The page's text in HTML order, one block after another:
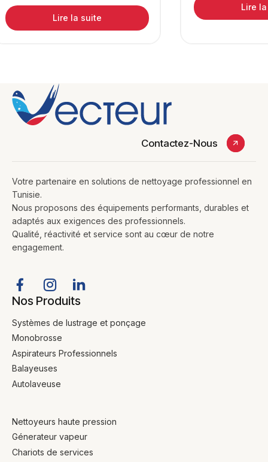
Lire la suite
Lire
Contactez-Nous
Votre partenaire en solutions de nettoyage professionnel en
Tunisie.
Nous proposons des équipements performants, durables et
adaptés aux exigences des professionnels.
Qualité, réactivité et service sont au cœur de notre
engagement.
Nos Produits
Systèmes de lustrage et ponçage
Monobrosse
Aspirateurs Professionnels
Balayeuses
Autolaveuse
Nettoyeurs haute pression
Génerateur vapeur
Chariots de services